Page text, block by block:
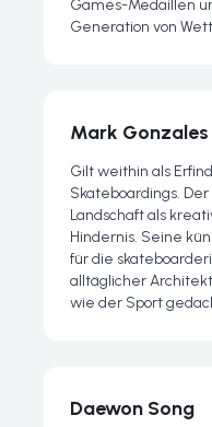
Games-Medaillen
Generation von
Mark Gonzales
Gilt weithin als
Skateboardings.
Landschaft als
Hindernis. Seine
für die
alltäglicher
wie der Sport
Daewon Song